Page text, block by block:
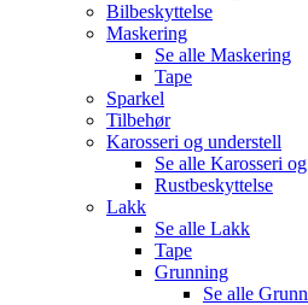
Bilbeskyttelse
Maskering
Se alle Maskering
Tape
Sparkel
Tilbehør
Karosseri og understell
Se alle Karosseri
Rustbeskyttelse
Lakk
Se alle Lakk
Tape
Grunning
Se alle